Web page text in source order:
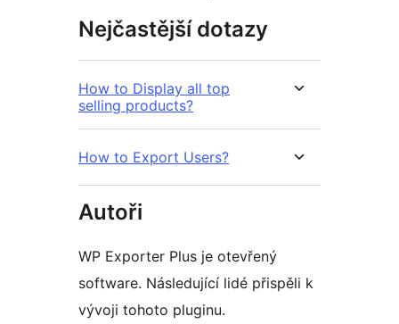
Nejčastější dotazy
How to Display all top
selling products?
How to Export Users?
Autoři
WP Exporter Plus je otevřený
software. Následující lidé přispěli k
vývoji tohoto pluginu.